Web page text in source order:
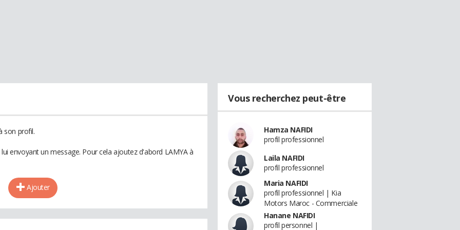
son profil.
envoyant un message. Pour cela ajoutez d'abord LAMYA à
Ajouter
Vous recherchez peut-être
Hamza NAFIDI
profil professionnel
Laila NAFIDI
profil professionnel
Maria NAFIDI
profil professionnel | Kia
Motors Maroc - Commerciale
Hanane NAFIDI
profil personnel |